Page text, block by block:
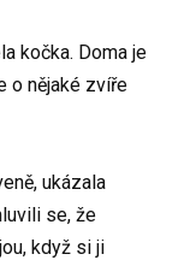
kočka. Doma je
o nějaké zvíře
ukázala
se, že
když si ji